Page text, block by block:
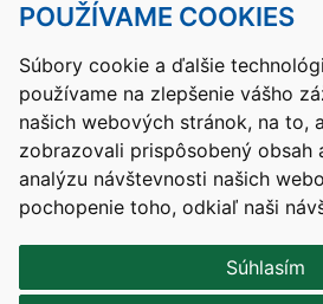
POUŽÍVAME COOKIES
Súbory cookie a ďalšie
používame na zlepšenie vášho
našich webových stránok, na to,
zobrazovali prispôsobený obsah
analýzu návštevnosti našich
pochopenie toho, odkiaľ naši
Súhlasím
Kontakty Mapa stránky RSS
Nastavenia cookies
Prevádzkovateľom služby je
vývoja a mládeže Slovenskej republiky.